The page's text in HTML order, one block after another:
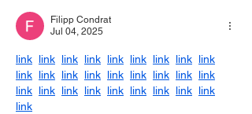
Filipp Condrat
Jul 04, 2025
link link link link link link link link link
link link link link link link link link link
link link link link link link link link link
link